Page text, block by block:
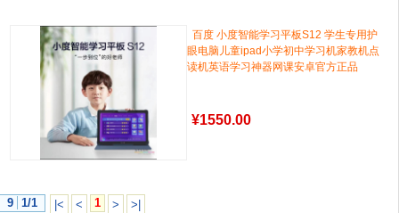
百度 小度智能学习平板S12 学生专用护
眼电脑儿童ipad小学初中学习机家教机点
读机英语学习神器网课安卓官方正品
¥1550.00
9 1/1 |< < 1 > >|